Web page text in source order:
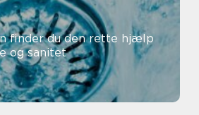
og sanitet